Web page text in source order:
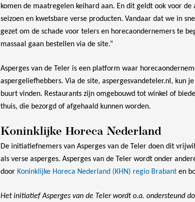
komen de maatregelen keihard aan. En dit geldt ook voor
seizoen en kwetsbare verse producten. Vandaar dat we in
gezet om de schade voor telers en horecaondernemers te
massaal gaan bestellen via de site.”
Asperges van de Teler is een platform waar
aspergeliefhebbers. Via de site, aspergesvandeteler.nl, kun
buurt vinden. Restaurants zijn omgebouwd tot winkel of
thuis, die bezorgd of afgehaald kunnen worden.
Koninklijke Horeca Nederland
De initiatiefnemers van Asperges van de Teler doen dit
als verse asperges. Asperges van de Teler wordt onder
door Koninklijke Horeca Nederland (KHN) regio Brabant en
Het initiatief Asperges van de Teler wordt o.a. ondersteund